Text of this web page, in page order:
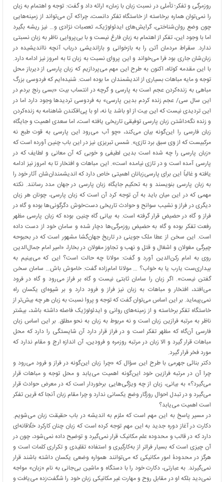
روزمرگی و تفکر؛ تأملی در نسبت زبان با زمان» ارائه داد و گفت: توجه و اهتمام به زبان
را نمی‌توان هماره برخاسته از خاستگاه تفکر دانست، چراکه آن می‌تواند از زمینه‌هایی
چون وضع روان‌شناختی، گرایش‌های ایدئولوژیک، تعصبات نژادی و… نیز ریشه بگیرد
اما با وجود این، تفکر از اهتمام به زبان فارغ نیست و با بی‌پروایی ناظر به زبان نسبتی
ندارد. سقراط مردمان آتن را به بازخوانی و بازاندیشی درباب آنچه نااندیشیده در
زبان‌شان جاری بود فرا می‌خواند و این پروای نسبت به زبان تا به امروز نیز ادامه دارد.
با این مقدمه کوتاه، اکنون به طرح این مهم می‌‌پردازیم که زبان پارسی از دیرباز محل
توجه و مایه مباهات بسیاری از اندیشمندان ما بوده است. شنیده‌ایم که فردوسی بزرگ
مباهی به زنده‌کردن عجم است به پارسی و گرچه در انتساب بیت «بسی رنج بردم در
این سال سی/ عجم زنده کردم بدین پارسی» به فردوسی تردیدها وجود دارد اما در
این تردیدی نیست که این بیت از او باشد یا نه، او با پی‌افکندن شاهنامه به زنده‌کردن
و زنده نگه‌داشتن زبان پارسی توفیقی تاریخی یافته است، اما سعدی اهمیت و جایگاه
زبان فارسی را این‌گونه بیان می‌کند، «چو آب می‌رود این پارسی به قوت طبع نه
مرکبیست که از وی سبق برد تازی». شمس تبریزی نیز در این باب چنین آورده است که
«زبان پارسی را چه شده است بدین لطیفی و خوبی که آن معانی و لطایف که در
پارسی آمده است و در تازی نیامده است». این مباهات و افتخار تا به امروز نیز ادامه
یافته و غالباً این برای پارسی‌زبانان اهمیتی خاص دارد که اندیشمندان‌شان آثار خود را
به زبان پارسی بنویسند و به تحکیم جایگاه زبان پارسی در جهان مدد رسانند. نکته
مهمی که در این میان باید به آن توجه کرد آن است که زبان پارسی، چونان هر زبان
دیگری در فراز و نشیب سوانح و حوادث تاریخی دست‌خوش دگرگونی‌ها بوده و گاه در
فراز و گاه در حضیض قرار گرفته است. به بیانی گاه چنین بوده که زبان پارسی مظهر
رفعت تفکر بوده و گاه به حضیض روزمرگی‌ها دچار شده و سامان خود از دست داده
است. این سخن از عطا ملک جوینی در تاریخ جهان‌گشا مشهور است که در بحبوحه
چیرگی مغولان و اشغال و قتل و نهب و تجاوز مغولان در بخارا، «امیر امام جمال‌الدین
روی به امام رکن‌الدین آورد و گفت: مولانا چه حالت است؟ این که می‌بینیم به
بیداری‌ست یارب یا به خواب؟ … مولانا امام‌زاده گفت: خاموش باش… سامان سخن
گفتن نیست». اگر زبان را سامان ثابتی نیست و گاه بر فراز می‌رود و گاه در فرود
می‌افتد، افتخار و مباهات به زبان نیز فراز و فرود دارد و بر شیوه‌ای یکسان راه
نمی‌پیماید. بر این اساس می‌توان گفت که توجه و پروا نسبت به زبان هر چه بیش‌تر از
خاستگاه تفکر برخاسته و از زمینه‌های روانی و ایدئولوژیک فاصله داشته باشد، بیشتر
ناظر به مرتبه فرازین زبان است و نه مربوط به زبان به نحو مطلق. بر این اساس زبان
فارسی آن‌گاه که مظهر تفکر است و در فراز قرار دارد آن شایستگی را دارد که محل
مباهات قرار گیرد و الا زبان در مرتبه روزمره و فرودین، آن اندازه ارج و مقام ندارد که
مورد فخر قرار گیرد.
دکتر بنائی جهرمی با طرح این سؤال که «چرا زبان این‌گونه در فراز و فرود می‌رود و
چرا آن در مرتبه فرازین خود این‌گونه اهمیت می‌یابد و محل توجه و مباهات قرار
می‌گیرد؟» به بیانی، زبان از چه ویژگی‌هایی برخوردار است که در معرض حوادث قرار
می‌گیرد و در تبدل احوال روزگار وضع یکسانی ندارد و چرا مقام زبان آنجا که قرین تفکر
است اهمیت می‌یابد؟
در مسیر پاسخ به این مهم است که ملزم به اندیشه در باب حقیقت زبان می‌شویم.
دکارت در آغاز دوره جدید به این مهم توجه کرده است که زبان چنان کارکرد خلّاقانه‌ای
دارد که در قالب و محدوده علم مکانیک قرار نمی‌گیرد و توضیح داده نمی‌شود، چون در
آن چیزی است که بسیار فراتر از به‌کارگیری و استفاده تقلیدی و تکراری کلمات است و
هرگز در محدودۀ امور مکانیکی که می‌توانند همواره وضعی یکسان داشته باشند قرار
نمی‌گیرند. به عبارتی، دکارت خود را با دستگاه و ماشین بی‌جانی به نام «زبان» مواجه
نمی‌دید بلکه او در مقابل روح و مهارت غیر مکانیکی زبان خود را شگفت‌زده می‌یافت و